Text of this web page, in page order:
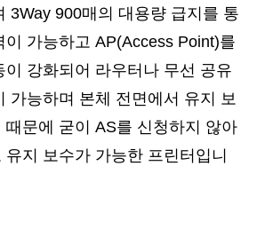
3Way 900매의 대용량 급지를 통
이 가능하고 AP(Access Point)를
이 강화되어 라우터나 무선 공유
가능하며 본체 전면에서 유지 보
때문에 굳이 AS를 신청하지 않아
지 보수가 가능한 프린터입니